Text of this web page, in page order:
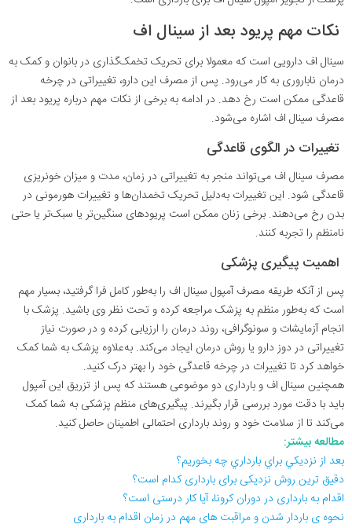
نکات مهم پریود بعد از سینال اف
سینال اف دارویی است که معمولا برای تحریک تخمک‌گذاری در بانوان و کمک به
درمان ناباروری به کار می‌رود. پس از مصرف این دارو، تغییراتی در چرخه
قاعدگی ممکن است رخ دهد. در ادامه به برخی از نکات مهم درباره پریود بعد از
مصرف سینال اف اشاره می‌شود.
تغییرات در الگوی قاعدگی
مصرف سینال اف می‌تواند منجر به تغییراتی در زمان، مدت و میزان خونریزی
قاعدگی شود. این تغییرات به‌دلیل تحریک تخمدان‌ها و تغییرات هورمونی در
بدن رخ می‌دهند. برخی زنان ممکن است پریودهای سنگین‌تر یا سبک‌تر یا حتی
نامنظم را تجربه کنند.
اهمیت پیگیری پزشکی
پس از آنکه طریقه مصرف آمپول سینال اف را به‌طور کامل فرا گرفتید، بسیار مهم
است که به‌طور منظم به پزشک مراجعه کرده و تحت نظر وی باشید. پزشک با
انجام آزمایشات و سونوگرافی، روند درمان را ارزیابی کرده و در صورت نیاز
تغییراتی در دوز دارو یا روش درمان ایجاد می‌کند. به‌علاوه پزشک به شما کمک
خواهد کرد تا تغییرات در چرخه قاعدگی خود را بهتر درک کنید.
همچنین سینال اف و بارداری دو موضوعی هستند که پس از تزریق این آمپول
باید با دقت مورد بررسی قرار بگیرند. پیگیری‌های منظم پزشکی به شما کمک
می‌کند تا از سلامت خود و روند بارداری احتمالی اطمینان حاصل کنید.
مطالعه بیشتر:
بعد از نزديكي براي بارداري چه بخوریم؟
دقیق ترین روش نزدیکی برای بارداری کدام است؟
اقدام به بارداری در دوران کرونا، آیا کار درستی است؟
نحوه ی باردار شدن و مراقبت های مهم در زمان اقدام به بارداری